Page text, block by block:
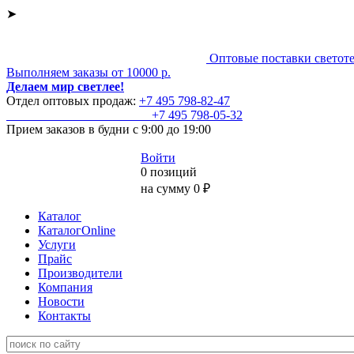
➤
Оптовые поставки
Выполняем заказы от 10000 р.
Делаем мир светлее!
Отдел оптовых продаж: +7 495 798-82-47
+7 495 798-05-32
Прием заказов в будни с 9:00 до 19:00
Войти
0 позиций
на сумму 0 ₽
Каталог
КаталогOnline
Услуги
Прайс
Производители
Компания
Новости
Контакты